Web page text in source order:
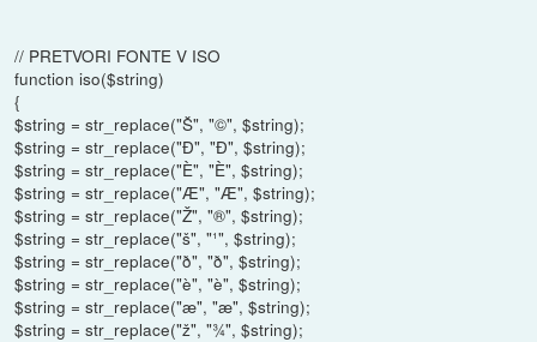
// PRETVORI FONTE V ISO
function iso($string)
{
$string = str_replace("Š", "©", $string);
$string = str_replace("Ð", "Ð", $string);
$string = str_replace("È", "È", $string);
$string = str_replace("Æ", "Æ", $string);
$string = str_replace("Ž", "®", $string);
$string = str_replace("š", "¹", $string);
$string = str_replace("ð", "ð", $string);
$string = str_replace("è", "è", $string);
$string = str_replace("æ", "æ", $string);
$string = str_replace("ž", "¾", $string);